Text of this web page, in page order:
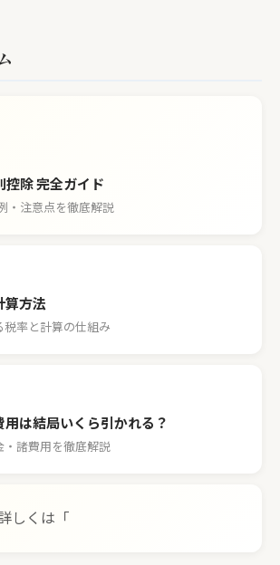
除 完全ガイド
・注意点を徹底解説
算方法
率と計算の仕組み
は結局いくら引かれる？
諸費用を徹底解説
しくは「